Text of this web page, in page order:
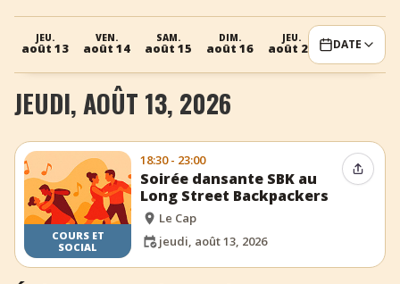
+ Ajouter un événement
JEU.
août 13
VEN.
août 14
SAM.
août 15
DIM.
août 16
JEU.
août 20 août 21
DATE
JEUDI, AOÛT 13, 2026
COURS ET
SOCIAL
18:30 - 23:00
Soirée dansante SBK au
Long Street Backpackers
Le Cap
jeudi, août 13, 2026